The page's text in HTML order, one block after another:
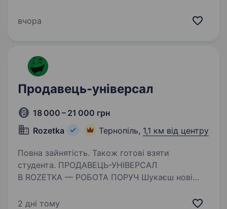
заробляти, подорожувати та будувати кар'єру
вчора
Продавець-універсал
18 000 – 21 000 грн
Rozetka
Тернопіль, 1,1 км від центру
Повна зайнятість. Також готові взяти
студента. ПРОДАВЕЦЬ-УНІВЕРСАЛ
В ROZETKA — РОБОТА ПОРУЧ Шукаєш нові
ми допоможемо тобі стати професіоналом!
2 дні тому